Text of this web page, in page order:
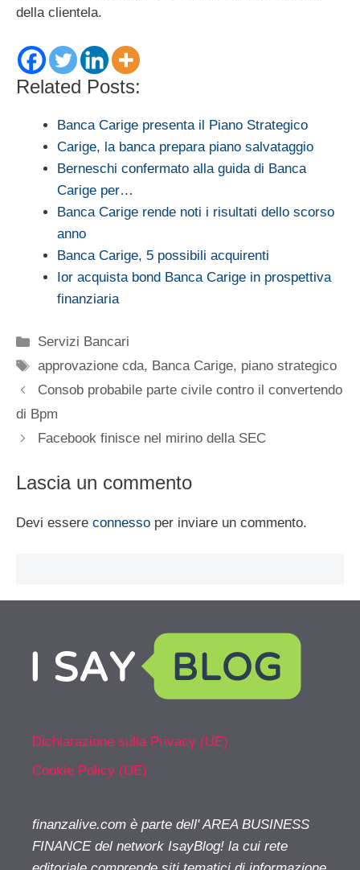
della clientela.
Related Posts:
Banca Carige presenta il Piano Strategico
Carige, la banca prepara piano salvataggio
Berneschi confermato alla guida di Banca
Carige per…
Banca Carige rende noti i risultati dello scorso
anno
Banca Carige, 5 possibili acquirenti
Ior acquista bond Banca Carige in prospettiva
finanziaria
Categorie
Servizi Bancari
Tag
approvazione cda, Banca Carige, piano strategico
Consob probabile parte civile contro il convertendo
di Bpm
Facebook finisce nel mirino della SEC
Lascia un commento
Devi essere connesso per inviare un commento.
Dichiarazione sulla Privacy (UE)
Cookie Policy (UE)
finanzalive.com è parte dell' AREA BUSINESS
FINANCE del network IsayBlog! la cui rete